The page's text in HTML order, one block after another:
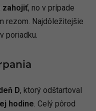
zahojiť, no v prípade
rezom. Najdôležitejšie
poriadku.
D, ktorý odštartoval
hodine . Celý pôrod